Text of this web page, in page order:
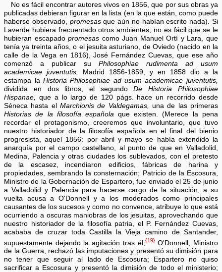
No es fácil encontrar autores vivos en 1856, que por sus obras ya
publicadas debieran figurar en la lista (en la que están, como puede
haberse observado, promesasque aún no habían escrito nada). Si
Laverde hubiera frecuentado otros ambientes, no es fácil que se le
hubieran escapadopromesas como Juan Manuel Ortí y Lara, que
tenía ya treinta años, o el jesuita asturiano, de Oviedo (nacido en la
calle de la Vega en 1816), José Fernández Cuevas, que ese año
comenzó a publicar su Philosophiae rudimenta ad usum
academicae juventutis,
Madrid 1856-1859, y en 1858 dio a la
estampa la Historia Philosophiae ad usum academicae juventutis,
dividida en dos libros, el segundoDe Historia Philosophiae
Hispanae,
que a lo largo de 120 págs. hace un recorrido desde
Séneca hasta elMarchionis de Valdegamas,
una de las primeras
Historias de la filosofía española que existen. (Merece la pena
recordar el protagonismo, creeremos que involuntario, que tuvo
nuestro historiador de la filosofía española en el final del bienio
progresista, aquel 1856: por abril y mayo se había extendido la
anarquía por el campo castellano, al punto de que en Valladolid,
Medina, Palencia y otras ciudades los sublevados, con el pretesto
de la escasez, incendiaron edificios, fábricas de harina y
propiedades, sembrando la consternación; Patricio de la Escosura,
Ministro de la Gobernación de Espartero, fue enviado el 25 de junio
a Valladolid y Palencia para hacerse cargo de la situación; a su
vuelta acusa a O'Donnell y a los moderados como principales
causantes de los sucesos y como no convence, atribuye lo que está
ocurriendo a oscuras maniobras de los jesuitas, aprovechando que
nuestro historiador de la filosofía patria, el P. Fernández Cuevas,
acababa de cruzar toda Castilla la Vieja camino de Santander,
supuestamente dejando la agitación tras él;{19}O'Donnell, Ministro
de la Guerra, rechazó las imputaciones y presentó su dimisión para
no tener que seguir al lado de Escosura; Espartero no quiso
sacrificar a Escosura y presentó la dimisión de todo el ministerio;